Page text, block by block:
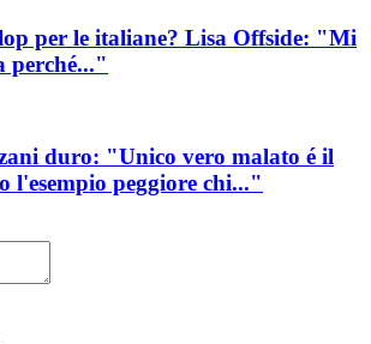
per le italiane? Lisa Offside: "Mi
perché..."
duro: "Unico vero malato é il
l'esempio peggiore chi..."